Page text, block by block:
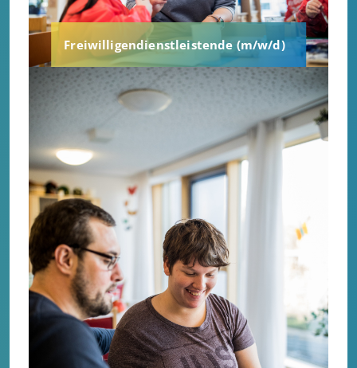
Freiwilligendienstleistende (m/w/d)